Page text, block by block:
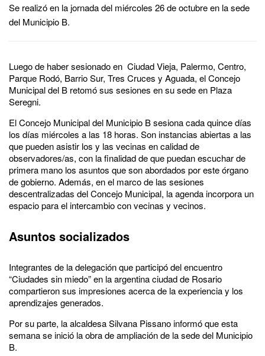
Se realizó en la jornada del miércoles 26 de octubre en la sede
del Municipio B.
Luego de haber sesionado en Ciudad Vieja, Palermo, Centro,
Parque Rodó, Barrio Sur, Tres Cruces y Aguada, el Concejo
Municipal del B retomó sus sesiones en su sede en Plaza
Seregni.
El Concejo Municipal del Municipio B sesiona cada quince días
los días miércoles a las 18 horas. Son instancias abiertas a las
que pueden asistir los y las vecinas en calidad de
observadores/as, con la finalidad de que puedan escuchar de
primera mano los asuntos que son abordados por este órgano
de gobierno. Además, en el marco de las sesiones
descentralizadas del Concejo Municipal, la agenda incorpora un
espacio para el intercambio con vecinas y vecinos.
Asuntos socializados
Integrantes de la delegación que participó del encuentro
“Ciudades sin miedo” en la argentina ciudad de Rosario
compartieron sus impresiones acerca de la experiencia y los
aprendizajes generados.
Por su parte, la alcaldesa Silvana Pissano informó que esta
semana se inició la obra de ampliación de la sede del Municipio
B.